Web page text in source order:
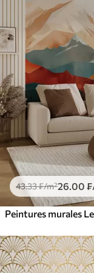
43.33₣/m²26.00 ₣